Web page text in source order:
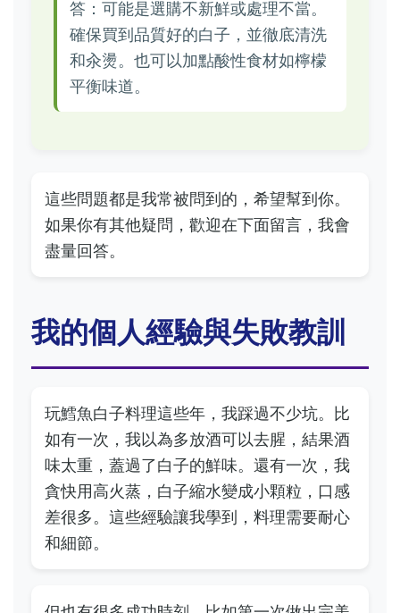
答：可能是選購不新鮮或處理不當。
確保買到品質好的白子，並徹底清洗
和汆燙。也可以加點酸性食材如檸檬
平衡味道。
這些問題都是我常被問到的，希望幫到你。
如果你有其他疑問，歡迎在下面留言，我會
盡量回答。
我的個人經驗與失敗教訓
玩鱈魚白子料理這些年，我踩過不少坑。比
如有一次，我以為多放酒可以去腥，結果酒
味太重，蓋過了白子的鮮味。還有一次，我
貪快用高火蒸，白子縮水變成小顆粒，口感
差很多。這些經驗讓我學到，料理需要耐心
和細節。